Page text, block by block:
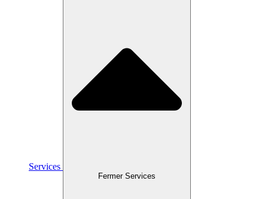
Services
Fermer Services